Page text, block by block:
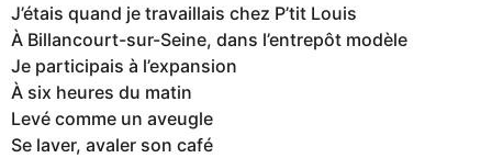
J’étais quand je travaillais chez P’tit Louis
À Billancourt-sur-Seine, dans l’entrepôt modèle
Je participais à l’expansion
À six heures du matin
Levé comme un aveugle
Se laver, avaler son café